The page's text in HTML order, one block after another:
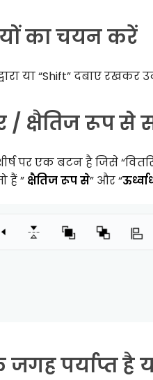
का चयन करें
या “Shift” दबाए
/ क्षैतिज रूप
पर एक बटन है जिसे
हैं ” क्षैतिज रूप से” और “
पर्याप्त है